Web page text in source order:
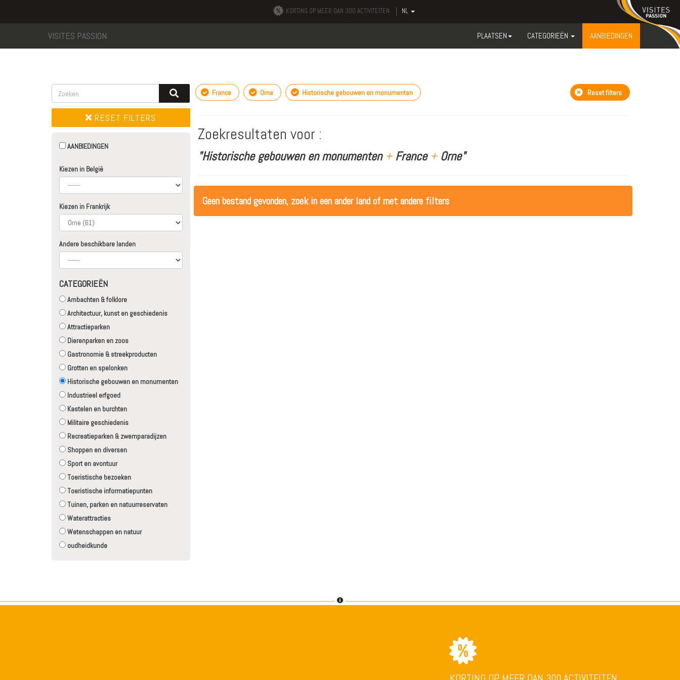
KORTING OP MEER DAN 300 ACTIVITEITEN NL
VISITES PASSION PLAATSEN CATEGORIEËN AANBIEDINGEN
RESET FILTERS
AANBIEDINGEN
Kiezen in België
Kiezen in Frankrijk
Andere beschikbare landen
CATEGORIEËN
Ambachten & folklore
Architectuur, kunst en geschiedenis
Attractieparken
Dierenparken en zoos
Gastronomie & streekproducten
Grotten en spelonken
Historische gebouwen en monumenten
Industrieel erfgoed
Kastelen en burchten
Militaire geschiedenis
Recreatieparken & zwemparadijzen
Shoppen en diversen
Sport en avontuur
Toeristische bezoeken
Toeristische informatiepunten
Tuinen, parken en natuurreservaten
Waterattracties
Wetenschappen en natuur
oudheidkunde
France Orne Historische gebouwen en monumenten Reset filters
Zoekresultaten voor :
"Historische gebouwen en monumenten +France +Orne"
Geen bestand gevonden, zoek in een ander land of met andere filters